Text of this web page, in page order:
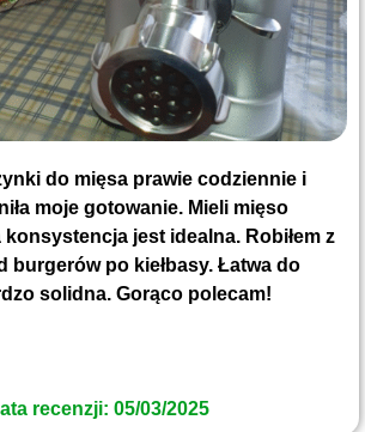
do mięsa prawie codziennie i
moje gotowanie. Mieli mięso
konsystencja jest idealna. Robiłem z
burgerów po kiełbasy. Łatwa do
solidna. Gorąco polecam!
recenzji: 05/03/2025